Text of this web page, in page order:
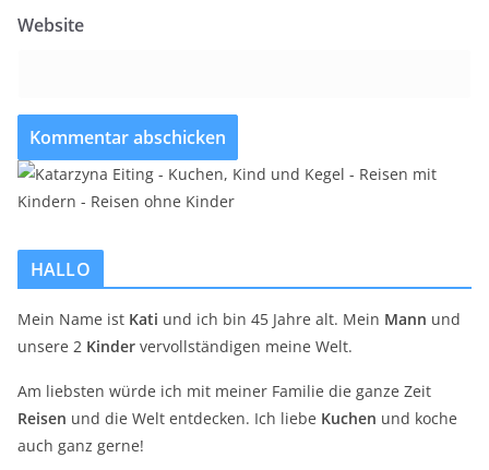
Website
HALLO
Mein Name ist Kati und ich bin 45 Jahre alt. Mein Mann und
unsere 2 Kinder vervollständigen meine Welt.
Am liebsten würde ich mit meiner Familie die ganze Zeit
Reisen und die Welt entdecken. Ich liebe Kuchen und koche
auch ganz gerne!